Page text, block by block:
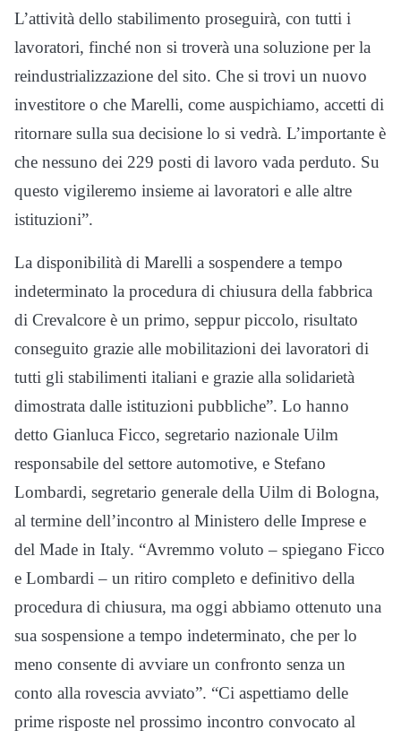
L’attività dello stabilimento proseguirà, con tutti i
lavoratori, finché non si troverà una soluzione per la
reindustrializzazione del sito. Che si trovi un nuovo
investitore o che Marelli, come auspichiamo, accetti di
ritornare sulla sua decisione lo si vedrà. L’importante è
che nessuno dei 229 posti di lavoro vada perduto. Su
questo vigileremo insieme ai lavoratori e alle altre
istituzioni”.
La disponibilità di Marelli a sospendere a tempo
indeterminato la procedura di chiusura della fabbrica
di Crevalcore è un primo, seppur piccolo, risultato
conseguito grazie alle mobilitazioni dei lavoratori di
tutti gli stabilimenti italiani e grazie alla solidarietà
dimostrata dalle istituzioni pubbliche”. Lo hanno
detto Gianluca Ficco, segretario nazionale Uilm
responsabile del settore automotive, e Stefano
Lombardi, segretario generale della Uilm di Bologna,
al termine dell’incontro al Ministero delle Imprese e
del Made in Italy. “Avremmo voluto – spiegano Ficco
e Lombardi – un ritiro completo e definitivo della
procedura di chiusura, ma oggi abbiamo ottenuto una
sua sospensione a tempo indeterminato, che per lo
meno consente di avviare un confronto senza un
conto alla rovescia avviato”. “Ci aspettiamo delle
prime risposte nel prossimo incontro convocato al